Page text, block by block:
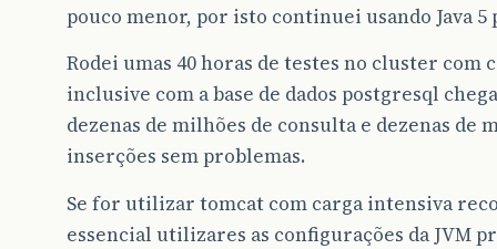
pouco menor, por isto continuei usando Java 5
Rodei umas 40 horas de testes no cluster com
inclusive com a base de dados postgresql
dezenas de milhões de consulta e dezenas de
inserções sem problemas.
Se for utilizar tomcat com carga intensiva
essencial utilizares as configurações da JVM